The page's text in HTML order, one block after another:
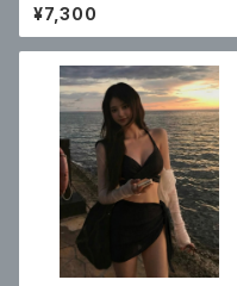
着レディースワンピース プッシ
ュアップ体型カバー水着
¥7,300